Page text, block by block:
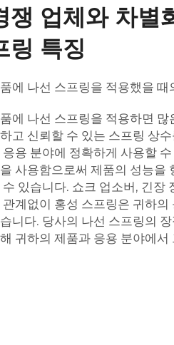
쟁 업체와 차별
링 특징
에 나선 스프링을 적용했을 때
에 나선 스프링을 적용하면
고 신뢰할 수 있는 스프링 상
응용 분야에 정확하게 사용할
사용함으로써 제품의 성능을
수 있습니다. 쇼크 업소버, 긴장
관계없이 홍성 스프링은 귀하
니다. 당사의 나선 스프링의
귀하의 제품과 응용 분야에